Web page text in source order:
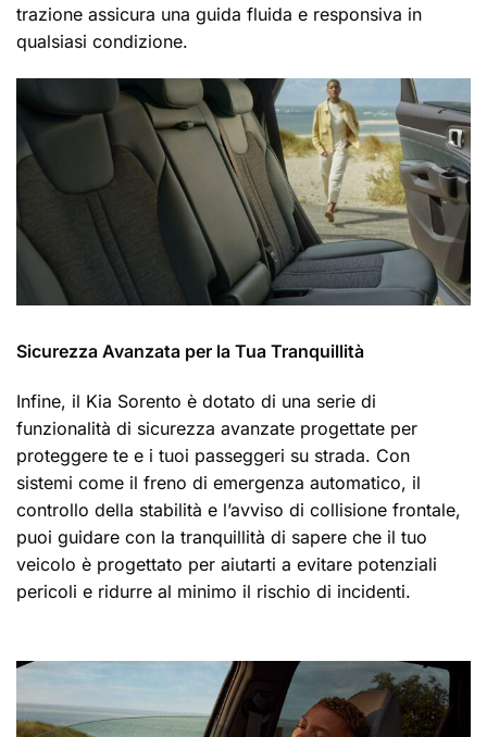
trazione assicura una guida fluida e responsiva in
qualsiasi condizione.
Sicurezza Avanzata per la Tua Tranquillità
Infine, il Kia Sorento è dotato di una serie di
funzionalità di sicurezza avanzate progettate per
proteggere te e i tuoi passeggeri su strada. Con
sistemi come il freno di emergenza automatico, il
controllo della stabilità e l’avviso di collisione frontale,
puoi guidare con la tranquillità di sapere che il tuo
veicolo è progettato per aiutarti a evitare potenziali
pericoli e ridurre al minimo il rischio di incidenti.